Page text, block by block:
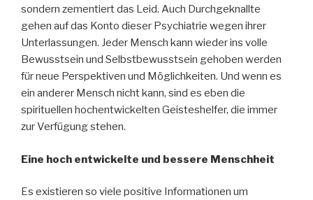
sondern zementiert das Leid. Auch Durchgeknallte
gehen auf das Konto dieser Psychiatrie wegen ihrer
Unterlassungen. Jeder Mensch kann wieder ins volle
Bewusstsein und Selbstbewusstsein gehoben werden
für neue Perspektiven und Möglichkeiten. Und wenn es
ein anderer Mensch nicht kann, sind es eben die
spirituellen hochentwickelten Geisteshelfer, die immer
zur Verfügung stehen.
Eine hoch entwickelte und bessere Menschheit
Es existieren so viele positive Informationen um